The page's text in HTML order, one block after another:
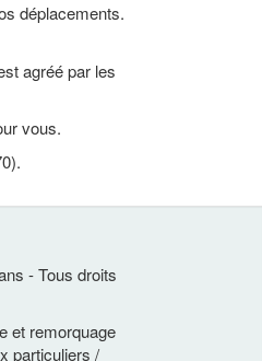
déplacements.
agréé par les
vous.
- Tous droits
et remorquage
particuliers /